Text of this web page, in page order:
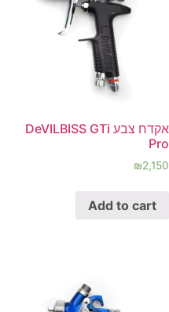
אקדח צבע DeVILBISS GTi
Pro
₪2,150
Add to cart